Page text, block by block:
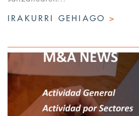
IRAKURRI GEHIAGO>